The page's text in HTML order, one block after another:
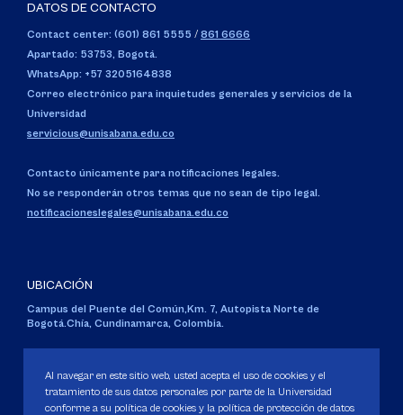
DATOS DE CONTACTO
Contact center: (601) 861 5555 / 861 6666
Apartado: 53753, Bogotá.
WhatsApp: +57 3205164838
Correo electrónico para inquietudes generales y servicios de la
Universidad
servicious@unisabana.edu.co
Contacto únicamente para notificaciones legales.
No se responderán otros temas que no sean de tipo legal.
notificacioneslegales@unisabana.edu.co
UBICACIÓN
Campus del Puente del Común,Km. 7, Autopista Norte de
Bogotá.Chía, Cundinamarca, Colombia.
Personería Jurídica:Resolución 130 del 14 de enero de 1980.
Ministerio de Educación Nacional.
Al navegar en este sitio web, usted acepta el uso de cookies y el
tratamiento de sus datos personales por parte de la Universidad
conforme a su política de cookies y la política de protección de datos